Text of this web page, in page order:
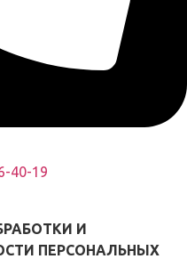
40-19
И
ПЕРСОНАЛЬНЫХ